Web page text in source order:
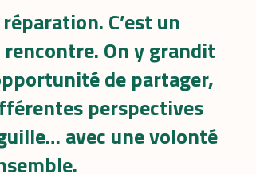
C’est un
On y grandit
de partager,
perspectives
avec une volonté